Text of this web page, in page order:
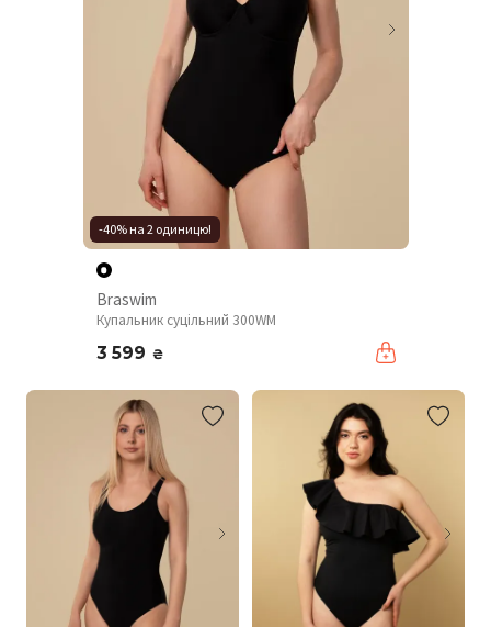
-40% на 2 одиницю!
Braswim
Купальник суцільний 300WM
3 599 ₴